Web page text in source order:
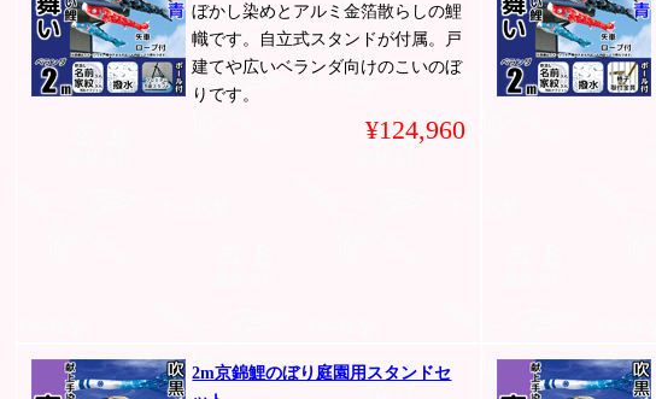
ぼかし染めとアルミ金箔散らしの鯉
幟です。自立式スタンドが付属。戸
建てや広いベランダ向けのこいのぼ
りです。
¥124,960
2m京錦鯉のぼり庭園用スタンドセ